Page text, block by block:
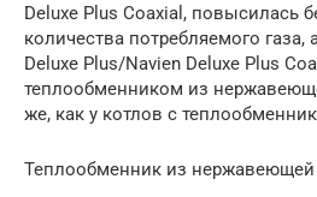
Deluxe Plus Coaxial, повысилась
количества потребляемого
Deluxe Plus/Navien Deluxe Plus
теплообменником из
же, как у котлов с
Теплообменник из нержавеющей